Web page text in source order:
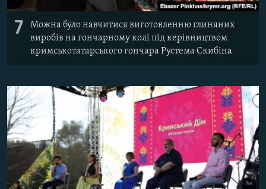
7
Можна було навчитися виготовленню глиняних
виробів на гончарному колі під керівництвом
кримськотатарського гончара Рустема Скибіна